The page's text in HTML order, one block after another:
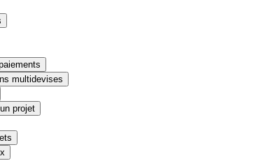
multidevises
projet